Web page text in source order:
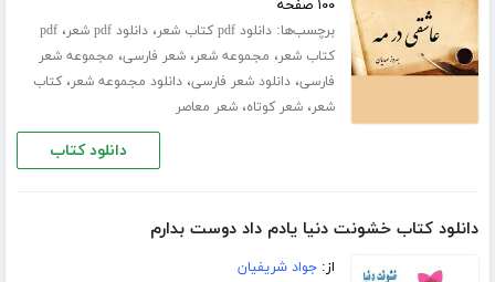
۱۰۰ صفحه
برچسب‌ها:دانلود pdf کتاب شعر ،دانلود pdf شعر ،pdf
کتاب شعر، مجموعه شعر،شعر فارسی، مجموعه شعر
فارسی،دانلود شعر فارسی،دانلود مجموعه شعر،کتاب
شعر،شعر کوتاه،شعر معاصر
دانلود کتاب
دانلود کتاب خشونت دنیا یادم داد دوست بدارم
از:جواد شریفیان